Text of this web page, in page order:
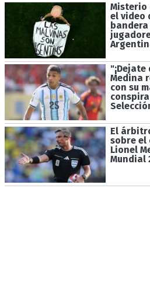
Misterio
el video
"¡Dejate
Medina
con su
El
sobre el
Lionel
Mundial